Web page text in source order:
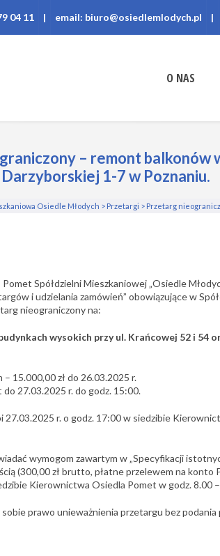
04 11 | email: biuro@osiedlemlodych.pl |
O NAS
– remont balkonów
1-7 w Poznaniu.
Osiedle Młodych > Przetargi > Przetarg
Spółdzielni Mieszkaniowej „Osiedle
i udzielania zamówień” obowiązujące w
nieograniczony na:
wysokich przy ul. Krańcowej 52 i 54
15.000,00 zł do 26.03.2025 r.
27.03.2025 r. do godz. 15:00.
r. o godz. 17:00 w siedzibie
wymogom zawartym w „Specyfikacji
(300,00 zł brutto, płatne przelewem na
Kierownictwa Osiedla Pomet w godz. 8.00
sobie prawo unieważnienia przetargu bez podania